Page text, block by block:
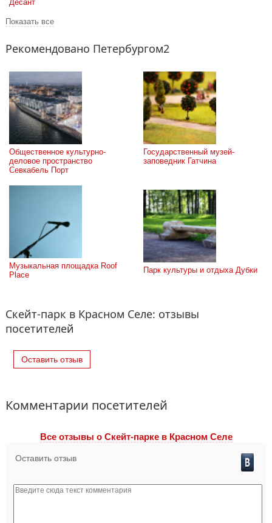
Десант
Показать все
Рекомендовано Петербургом2
Общественное культурно-
деловое пространство
Севкабель Порт
Государственный музей-
заповедник Гатчина
Музыкальная площадка Roof
Place
Парк культуры и отдыха Дубки
Скейт-парк в Красном Селе: отзывы
посетителей
Оставить отзыв
Комментарии посетителей
Все отзывы o Скейт-парке в Красном Селе
Оставить отзыв